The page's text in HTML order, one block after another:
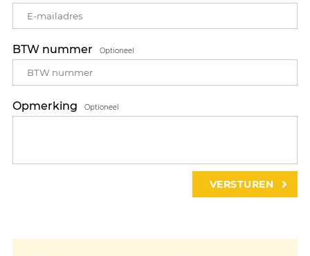
BTW nummer Optioneel
Opmerking Optioneel